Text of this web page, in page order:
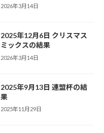
2026年3月14日
2025年12月6日 クリスマス
ミックスの結果
2026年3月14日
2025年9月13日 連盟杯の結
果
2025年11月29日